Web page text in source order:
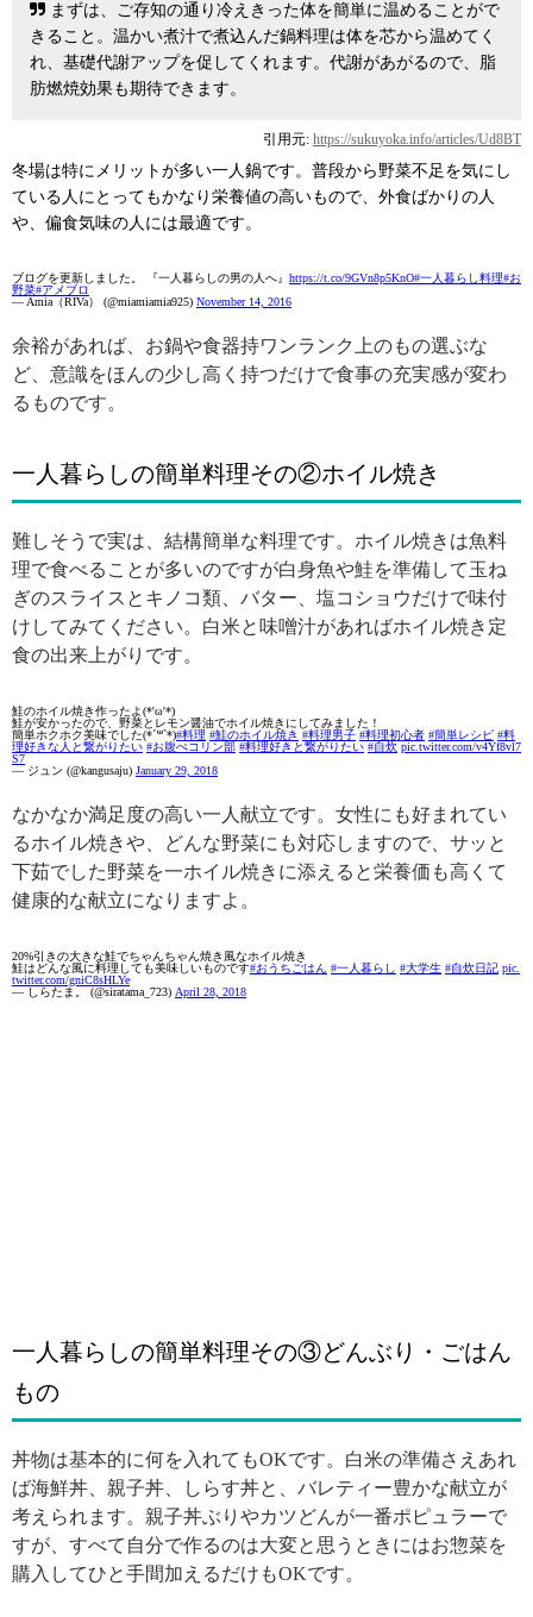
まずは、ご存知の通り冷えきった体を簡単に温めることがで
きること。温かい煮汁で煮込んだ鍋料理は体を芯から温めてく
れ、基礎代謝アップを促してくれます。代謝があがるので、脂
肪燃焼効果も期待できます。
引用元: https://sukuyoka.info/articles/Ud8BT
冬場は特にメリットが多い一人鍋です。普段から野菜不足を気にし
ている人にとってもかなり栄養値の高いもので、外食ばかりの人
や、偏食気味の人には最適です。
ブログを更新しました。 『一人暮らしの男の人へ』 https://t.co/9GVn8p5KnO#一人暮らし料理#お
野菜#アメブロ
— Amia（RIVa） (@miamiamia925) November 14, 2016
余裕があれば、お鍋や食器持ワンランク上のもの選ぶな
ど、意識をほんの少し高く持つだけで食事の充実感が変わ
るものです。
一人暮らしの簡単料理その②ホイル焼き
難しそうで実は、結構簡単な料理です。ホイル焼きは魚料
理で食べることが多いのですが白身魚や鮭を準備して玉ね
ぎのスライスとキノコ類、バター、塩コショウだけで味付
けしてみてください。白米と味噌汁があればホイル焼き定
食の出来上がりです。
鮭のホイル焼き作ったよ(*'ω'*)
鮭が安かったので、野菜とレモン醤油でホイル焼きにしてみました！
簡単ホクホク美味でした(*´꒳`*)#料理 #鮭のホイル焼き #料理男子 #料理初心者 #簡単レシピ #料
理好きな人と繋がりたい #お腹ぺコリン部 #料理好きと繋がりたい #自炊 pic.twitter.com/v4Yf8vl7
S7
— ジュン (@kangusaju) January 29, 2018
なかなか満足度の高い一人献立です。女性にも好まれてい
るホイル焼きや、どんな野菜にも対応しますので、サッと
下茹でした野菜を一ホイル焼きに添えると栄養価も高くて
健康的な献立になりますよ。
20%引きの大きな鮭でちゃんちゃん焼き風なホイル焼き
鮭はどんな風に料理しても美味しいものです#おうちごはん #一人暮らし #大学生 #自炊日記 pic.
twitter.com/gniC8sHLYe
— しらたま。 (@siratama_723) April 28, 2018
一人暮らしの簡単料理その③どんぶり・ごはん
もの
丼物は基本的に何を入れてもOKです。白米の準備さえあれ
ば海鮮丼、親子丼、しらす丼と、バレティー豊かな献立が
考えられます。親子丼ぶりやカツどんが一番ポピュラーで
すが、すべて自分で作るのは大変と思うときにはお惣菜を
購入してひと手間加えるだけもOKです。